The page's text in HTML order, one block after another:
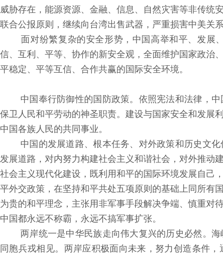
威胁存在，能源资源、金融、信息、自然灾害等非传统
联合公报原则，继续向台湾出售武器，严重损害中美关
面对纷繁复杂的安全形势，中国高举和平、发展
信、互利、平等、协作的新安全观，全面维护国家政治
平稳定、平等互信、合作共赢的国际安全环境。
中国奉行防御性的国防政策。依照宪法和法律，
保卫人民和平劳动的神圣职责。建设与国家安全和发展
中国各族人民的共同事业。
中国的发展道路、根本任务、对外政策和历史文
发展道路，对内努力构建社会主义和谐社会，对外推动
社会主义现代化建设，既利用和平的国际环境发展自己
平外交政策，在坚持和平共处五项原则的基础上同所有
为贵的和平理念，主张用非军事手段解决争端、慎重对
中国都永远不称霸，永远不搞军事扩张。
两岸统一是中华民族走向伟大复兴的历史必然。
同胞兵戎相见。两岸应积极面向未来，努力创造条件